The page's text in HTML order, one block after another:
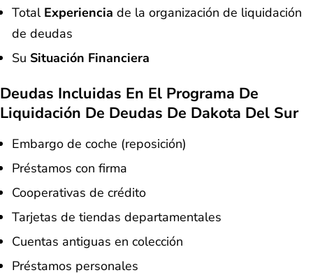
Total Experiencia de la organización de liquidación
de deudas
Su Situación Financiera
Deudas Incluidas En El Programa De
Liquidación De Deudas De Dakota Del Sur
Embargo de coche (reposición)
Préstamos con firma
Cooperativas de crédito
Tarjetas de tiendas departamentales
Cuentas antiguas en colección
Préstamos personales